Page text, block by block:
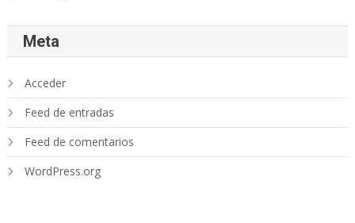
Meta
Acceder
Feed de entradas
Feed de comentarios
WordPress.org